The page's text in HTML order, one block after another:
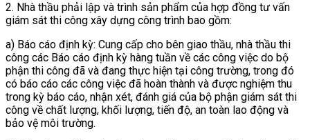
2. Nhà thầu phải lập và trình sản phẩm của hợp đồng tư vấn
giám sát thi công xây dựng công trình bao gồm:
a) Báo cáo định kỳ: Cung cấp cho bên giao thầu, nhà thầu thi
công các Báo cáo định kỳ hàng tuần về các công việc do bộ
phận thi công đã và đang thực hiện tại công trường, trong đó
có báo cáo các công việc đã hoàn thành và được nghiệm thu
trong kỳ báo cáo, nhận xét, đánh giá của bộ phận giám sát thi
công về chất lượng, khối lượng, tiến độ, an toàn lao động và
bảo vệ môi trường.